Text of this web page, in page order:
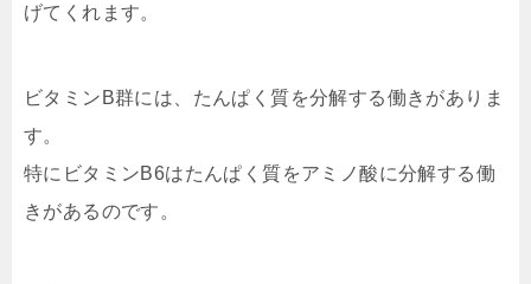
げてくれます。
ビタミンB群には、たんぱく質を分解する働きがありま
す。
特にビタミンB6はたんぱく質をアミノ酸に分解する働
きがあるのです。